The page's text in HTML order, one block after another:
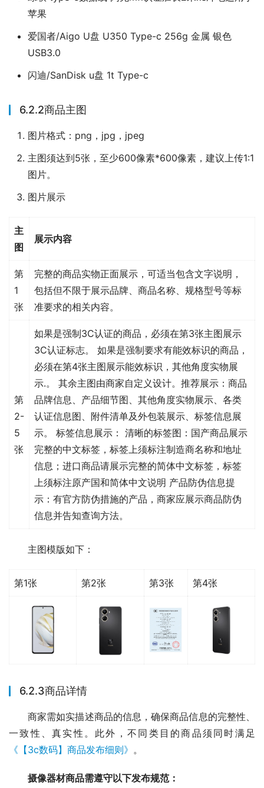
苹果
爱国者/Aigo U盘 U350 Type-c 256g 金属 银色
USB3.0
闪迪/SanDisk u盘 1t Type-c
6.2.2商品主图
图片格式：png，jpg，jpeg
主图须达到5张，至少600像素*600像素，建议上传1:1
图片。
图片展示
主
图
展示内容
第
1
张
完整的商品实物正面展示，可适当包含文字说明，
包括但不限于展示品牌、商品名称、规格型号等标
准要求的相关内容。
第
2-
5
张
如果是强制3C认证的商品，必须在第3张主图展示
3C认证标志。 如果是强制要求有能效标识的商品，
必须在第4张主图展示能效标识，其他角度实物展
示.。 其余主图由商家自定义设计。推荐展示：商品
品牌信息、产品细节图、其他角度实物展示、各类
认证信息图、附件清单及外包装展示、标签信息展
示。 标签信息展示： 清晰的标签图：国产商品展示
完整的中文标签，标签上须标注制造商名称和地址
信息；进口商品请展示完整的简体中文标签，标签
上须标注原产国和简体中文说明 产品防伪信息提
示：有官方防伪措施的产品，商家应展示商品防伪
信息并告知查询方法。
主图模版如下：
第1张 第2张 第3张 第4张
6.2.3商品详情
商家需如实描述商品的信息，确保商品信息的完整性、
一致性、真实性。此外，不同类目的商品须同时满足
《【3c数码】商品发布细则》 。
摄像器材商品需遵守以下发布规范：